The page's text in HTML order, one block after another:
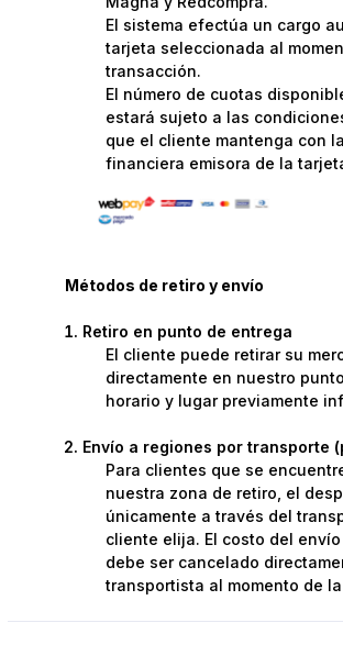
El sistema efectúa un cargo
tarjeta seleccionada al
transacción.
El número de cuotas
estará sujeto a las
que el cliente mantenga con
financiera emisora de la
Métodos de retiro y envío
Retiro en punto de entrega
El cliente puede retirar su
directamente en nuestro
horario y lugar previamente
Envío a regiones por transporte
Para clientes que se
nuestra zona de retiro, el
únicamente a través del
cliente elija. El costo del
debe ser cancelado
transportista al momento de